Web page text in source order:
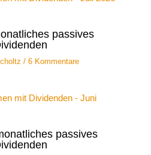
passives
/6 Kommentare
passives